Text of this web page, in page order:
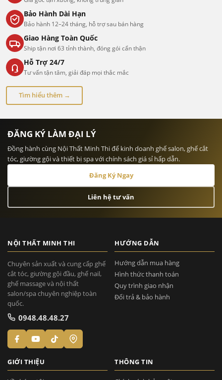
Bảo Hành Dài Hạn
Bảo hành 12–24 tháng, hỗ trợ sau bán hàng
Giao Hàng Toàn Quốc
Ship tận nơi 63 tỉnh thành, đóng gói cẩn thận
Hỗ Trợ 24/7
Tư vấn tận tâm, giải đáp mọi thắc mắc
Tìm hiểu thêm →
ĐĂNG KÝ LÀM ĐẠI LÝ
Đồng hành cùng Nội Thất Minh Thi để kinh doanh ghế salon, ghế cắt
tóc, giường gội và thiết bị spa với chính sách giá sỉ hấp dẫn.
Đăng Ký Ngay
Liên hệ tư vấn
NỘI THẤT MINH THI
Chuyên sản xuất và cung cấp ghế
cắt tóc, giường gội đầu, ghế nail,
ghế massage và nội thất
salon/spa chuyên nghiệp toàn
quốc.
0948.48.48.27
GIỚI THIỆU
HƯỚNG DẪN
Hướng dẫn mua hàng
Hình thức thanh toán
Quy trình giao nhận
Đổi trả & bảo hành
THÔNG TIN